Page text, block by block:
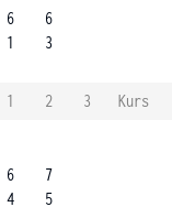
6
1
6
3
1 2 3
Kurs
6
4
7
5